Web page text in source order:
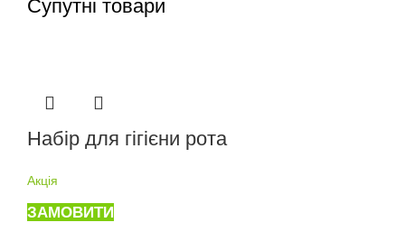
Супутні товари
Набір для гігієни рота
Акція
ЗАМОВИТИ